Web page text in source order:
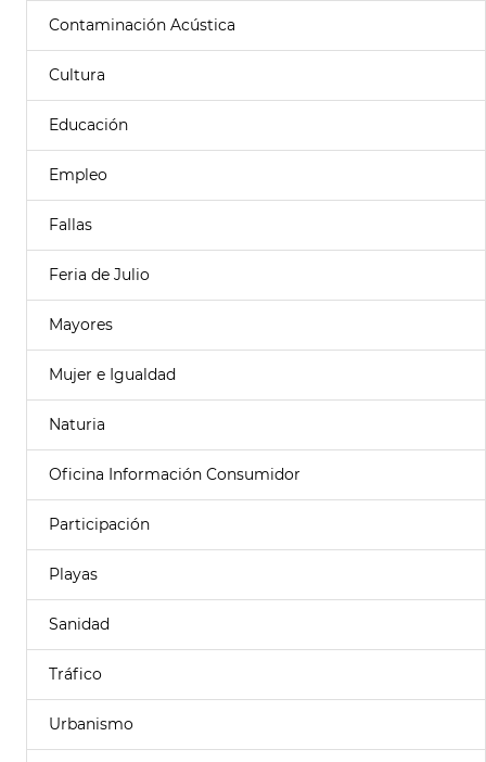
Contaminación Acústica
Cultura
Educación
Empleo
Fallas
Feria de Julio
Mayores
Mujer e Igualdad
Naturia
Oficina Información Consumidor
Participación
Playas
Sanidad
Tráfico
Urbanismo